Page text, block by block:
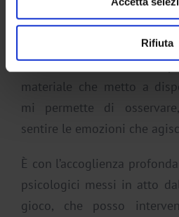
Rifiuta
comunicando così quanto
di lui.
Attraverso la sua libera
materiale che metto a
mi permette di
sentire le emozioni che
È con l’accoglienza
psicologici messi in atto
gioco, che posso